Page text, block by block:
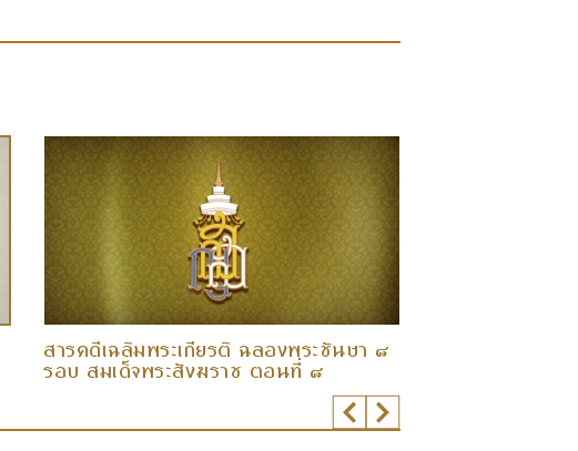
สารคดีเฉลิมพระเกียรติ ฉลองพระชันษา ๘
รอบ สมเด็จพระสังฆราช ตอนที่ ๘